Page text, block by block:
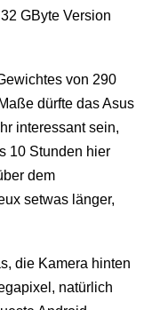
GByte Version
von 290
dürfte das Asus
interessant sein,
10 Stunden hier
dem
setwas länger,
die Kamera hinten
natürlich